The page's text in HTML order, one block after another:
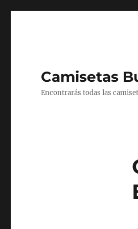
Camisetas
Encontrarás todas las